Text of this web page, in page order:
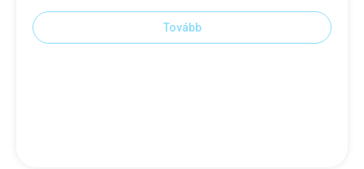
Tovább